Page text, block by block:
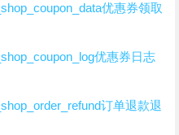
优惠券领取
优惠券日志
订单退款退